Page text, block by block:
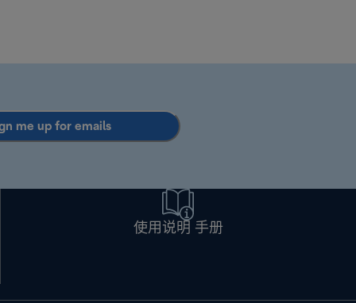
me up for emails
使用说明 手册